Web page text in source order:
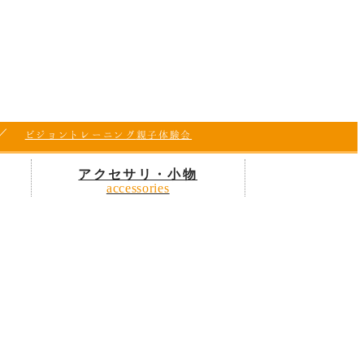
ビジョントレーニング 親子体験会
アクセサリ・小物
accessories